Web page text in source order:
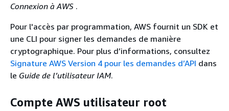
Connexion à AWS .
Pour l'accès par programmation, AWS fournit un SDK et
une CLI pour signer les demandes de manière
cryptographique. Pour plus d’informations, consultez
Signature AWS Version 4 pour les demandes d’API dans
le Guide de l’utilisateur IAM.
Compte AWS utilisateur root